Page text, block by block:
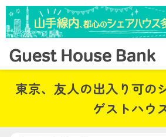
東京、友人の出入り可の
ゲストハウ